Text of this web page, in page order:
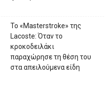
Το «Masterstroke» της
Lacoste: Όταν το
κροκοδειλάκι
παραχώρησε τη θέση του
στα απειλούμενα είδη